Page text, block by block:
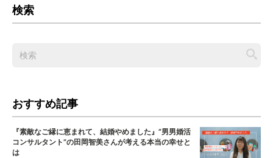
検索
おすすめ記事
『素敵なご縁に恵まれて、結婚やめました』”男男婚活
コンサルタント”の田岡智美さんが考える本当の幸せと
は